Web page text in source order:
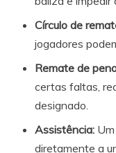
Círculo de
jogadores
Remate de
certas faltas,
designado.
Assistência:
diretamente a